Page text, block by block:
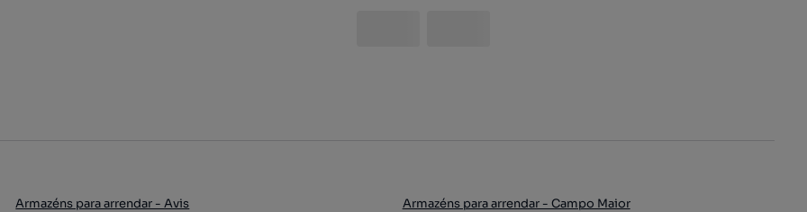
Armazéns para arrendar - Avis
Armazéns para arrendar - Campo Maior